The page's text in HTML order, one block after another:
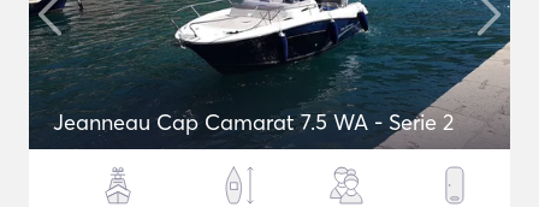
Jeanneau Cap Camarat 7.5 WA - Serie 2